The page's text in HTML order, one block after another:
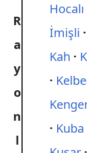
R
a
y
o
n
l
Hocalı
İmişli
Kah
Kuba